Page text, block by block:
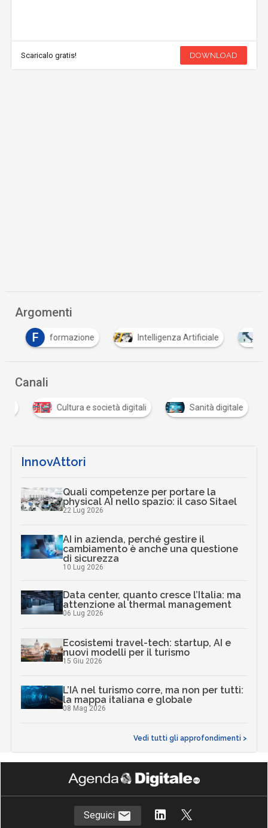
Scaricalo gratis! DOWNLOAD
Argomenti
F
formazione Intelligenza Artificiale
Canali
Cultura e società digitali Sanità digitale
InnovAttori
Quali competenze per portare la
physical AI nello spazio: il caso Sitael
22 Lug 2026
AI in azienda, perché gestire il
cambiamento è anche una questione
di sicurezza
10 Lug 2026
Data center, quanto cresce l’Italia: ma
attenzione al thermal management
06 Lug 2026
Ecosistemi travel-tech: startup, AI e
nuovi modelli per il turismo
15 Giu 2026
L’IA nel turismo corre, ma non per tutti:
la mappa italiana e globale
08 Mag 2026
Vedi tutti gli approfondimenti >
Seguici